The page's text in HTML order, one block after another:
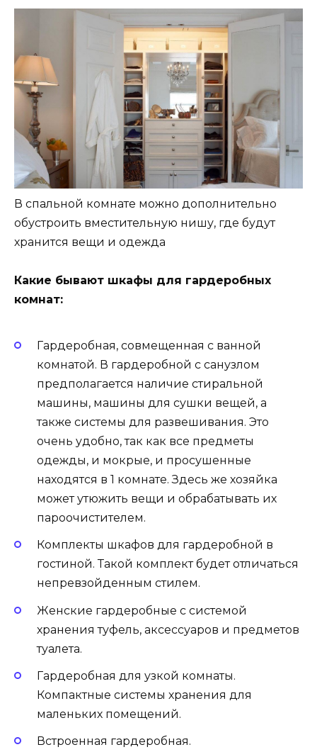
В спальной комнате можно дополнительно
обустроить вместительную нишу, где будут
хранится вещи и одежда
Какие бывают шкафы для гардеробных
комнат:
Гардеробная, совмещенная с ванной
комнатой. В гардеробной с санузлом
предполагается наличие стиральной
машины, машины для сушки вещей, а
также системы для развешивания. Это
очень удобно, так как все предметы
одежды, и мокрые, и просушенные
находятся в 1 комнате. Здесь же хозяйка
может утюжить вещи и обрабатывать их
пароочистителем.
Комплекты шкафов для гардеробной в
гостиной. Такой комплект будет отличаться
непревзойденным стилем.
Женские гардеробные с системой
хранения туфель, аксессуаров и предметов
туалета.
Гардеробная для узкой комнаты.
Компактные системы хранения для
маленьких помещений.
Встроенная гардеробная.